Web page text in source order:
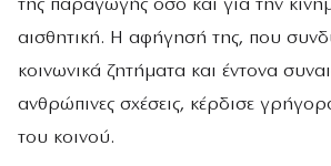
της παραγωγής όσο και για την
αισθητική. Η αφήγησή της, που
κοινωνικά ζητήματα και έντονα
ανθρώπινες σχέσεις, κέρδισε
του κοινού.